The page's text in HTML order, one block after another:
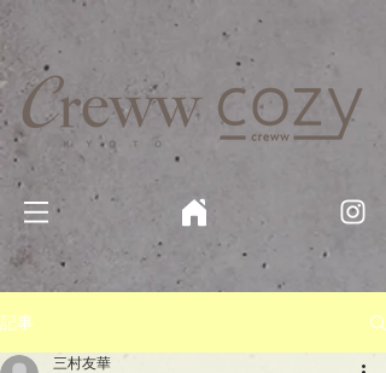
京都・四条 烏丸の美容室・美容院【Creww KYOTO (クルー)】【cozy creww(コージークルー)】 京都市 ヘ
記事
三村友華